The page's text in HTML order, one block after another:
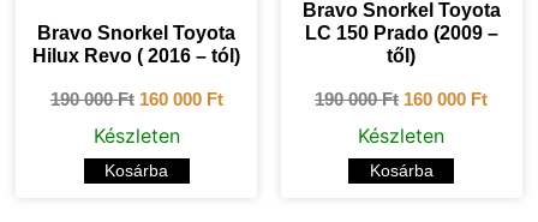
Bravo Snorkel Toyota
Hilux Revo ( 2016 – tól)
190 000Ft 160 000 Ft
Készleten
Kosárba
Bravo Snorkel Toyota
LC 150 Prado (2009 –
től)
190 000Ft 160 000 Ft
Készleten
Kosárba